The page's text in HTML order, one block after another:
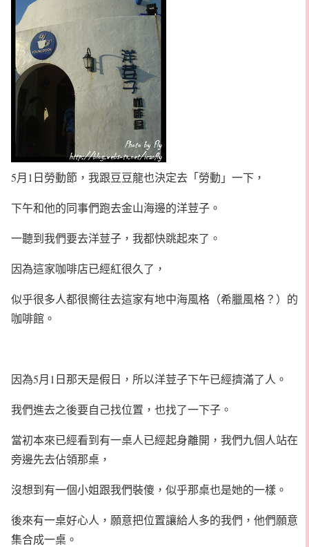
5月1日勞動節，我跟豆豆龍也決定去「勞動」一下，
下午和他的同事們跑去金山海邊的洋荳子。
一聽到我們要去洋荳子，我都快跳起來了。
因為這家咖啡店已經紅很久了，
似乎很多人都很嚮往去這家有地中海風格（希臘風格？）的
咖啡館。
因為5月1日那天是假日，所以洋荳子下午已經擠滿了人。
我們進去之後要自己找位置，也找了一下子。
當初本來已經看到有一桌人已經起身離開，我們九個人站在
旁邊先去佔領那桌，
沒想到有一個小姐跟我們裝傻，似乎那桌也是她的一樣。
後來有一桌好心人，願意把位置讓給人多的我們，他們願意
集合成一桌。